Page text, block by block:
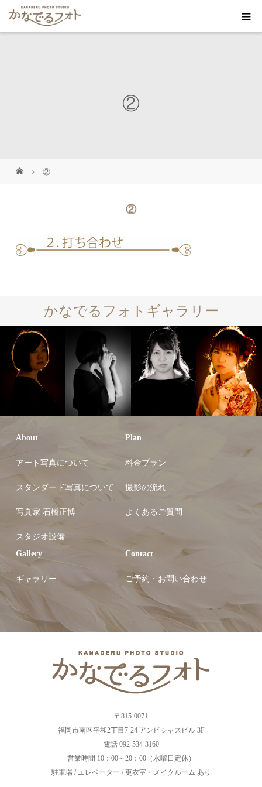
②
②
②
かなでるフォトギャラリー
About
アート写真について
スタンダード写真について
写真家 石橋正博
スタジオ設備
Plan
料金プラン
撮影の流れ
よくあるご質問
Gallery
ギャラリー
Contact
ご予約・お問い合わせ
〒815-0071
福岡市南区平和2丁目7-24 アンビシャスビル 3F
電話 092-534-3160
営業時間 10：00～20：00（水曜日定休）
駐車場 / エレベーター / 更衣室・メイクルーム あり